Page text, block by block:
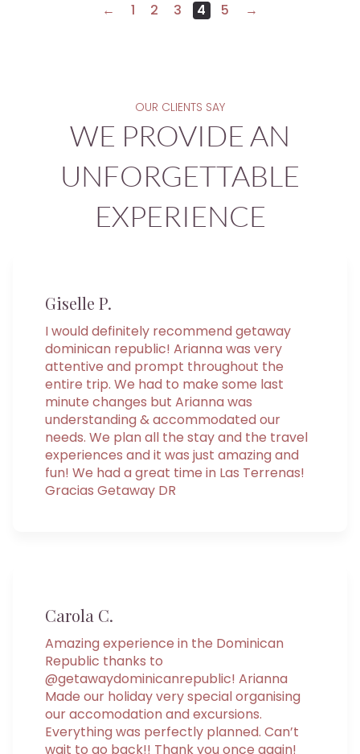
← 1 2 3 4 5 →
OUR CLIENTS SAY
WE PROVIDE AN
UNFORGETTABLE
EXPERIENCE
Giselle P.
I would definitely recommend getaway
dominican republic! Arianna was very
attentive and prompt throughout the
entire trip. We had to make some last
minute changes but Arianna was
understanding & accommodated our
needs. We plan all the stay and the travel
experiences and it was just amazing and
fun! We had a great time in Las Terrenas!
Gracias Getaway DR
Carola C.
Amazing experience in the Dominican
Republic thanks to
@getawaydominicanrepublic! Arianna
Made our holiday very special organising
our accomodation and excursions.
Everything was perfectly planned. Can’t
wait to go back!! Thank you once again!